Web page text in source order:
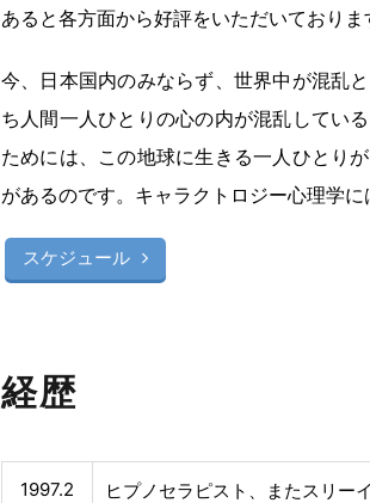
あると各方面から好評をいただいておりま
今、日本国内のみならず、世界中が混乱
ち人間一人ひとりの心の内が混乱してい
ためには、この地球に生きる一人ひとり
があるのです。キャラクトロジー心理学
スケジュール
経歴
1997.2 ヒプノセラピスト、またスリー